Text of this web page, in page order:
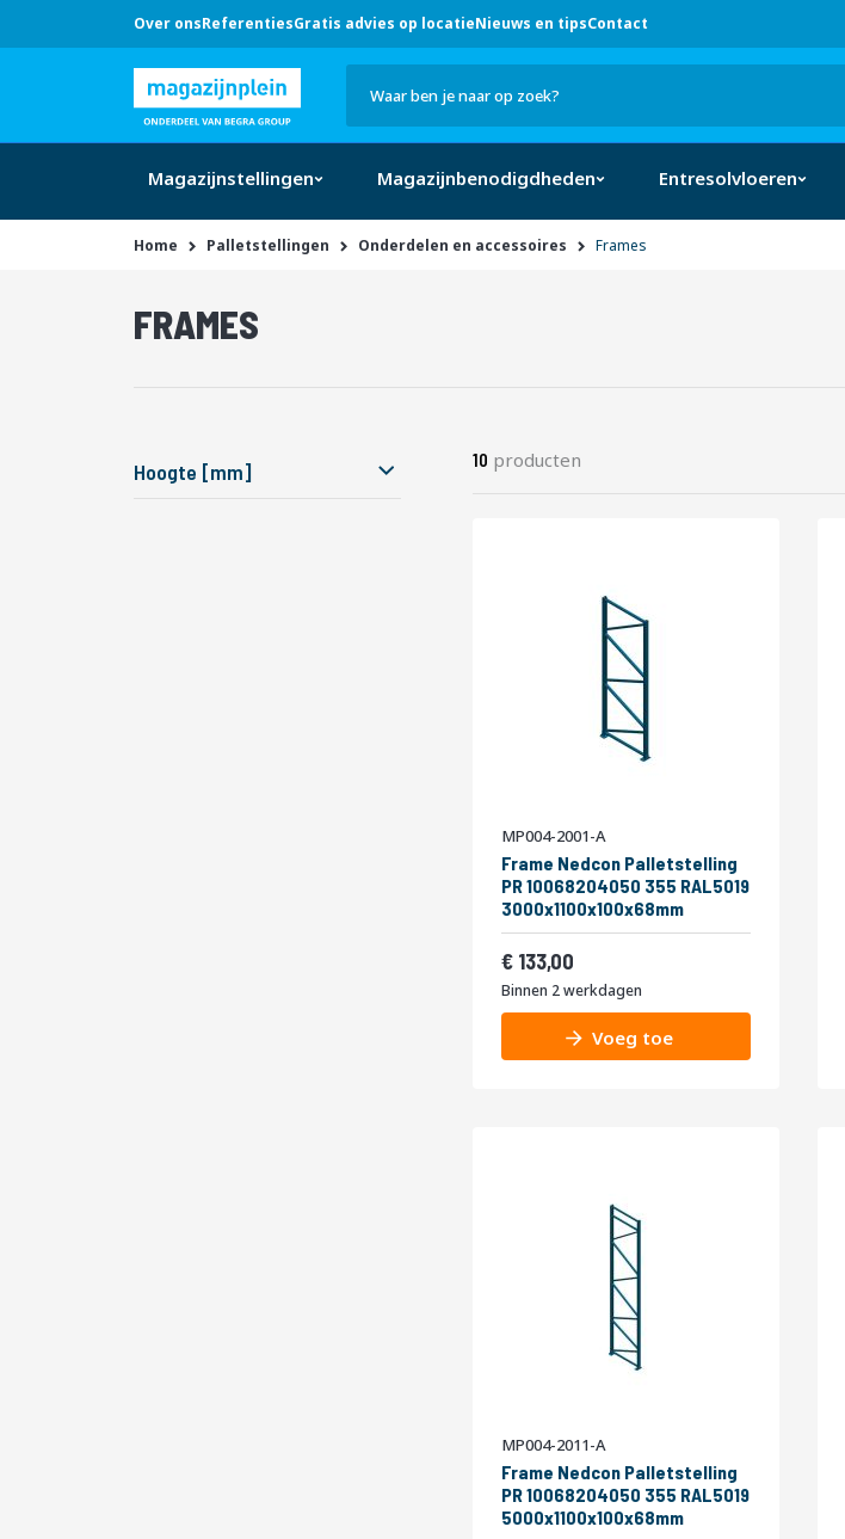
Over onsReferentiesGratis advies op locatieNieuws en tipsContact
Hulp
nodig?
Bel
0546 -
633 707
of klik
hier
Zoek
Magazijnstellingen Magazijnbenodigdheden Entresolvloeren
Home Palletstellingen Onderdelen en accessoires Frames
FRAMES
Hoogte [mm] 10 producten
MP004-2001-A
Frame Nedcon Palletstelling
PR 10068204050 355 RAL5019
3000x1100x100x68mm
Vanaf
133,00
Binnen 2 werkdagen
Voeg toe
MP004-2011-A
Frame Nedcon Palletstelling
PR 10068204050 355 RAL5019
5000x1100x100x68mm
producten